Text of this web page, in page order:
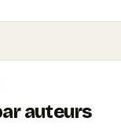
auteurs